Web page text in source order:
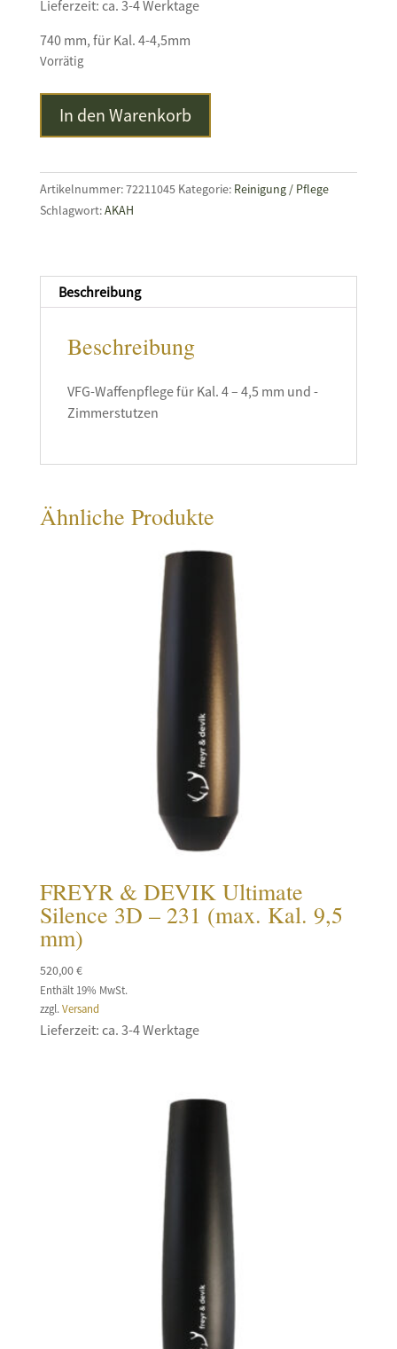
Lieferzeit: ca. 3-4 Werktage
740 mm, für Kal. 4-4,5mm
Vorrätig
Putzstock
In den Warenkorb
Artikelnummer:72211045 Kategorie: Reinigung / Pflege
Schlagwort:AKAH
Beschreibung
Beschreibung
VFG-Waffenpflege für Kal. 4 – 4,5 mm und ­
Zimmerstutzen
Ähnliche Produkte
FREYR & DEVIK Ultimate
Silence 3D – 231 (max. Kal. 9,5
mm)
520,00€
Enthält 19% MwSt.
zzgl. Versand
Lieferzeit: ca. 3-4 Werktage